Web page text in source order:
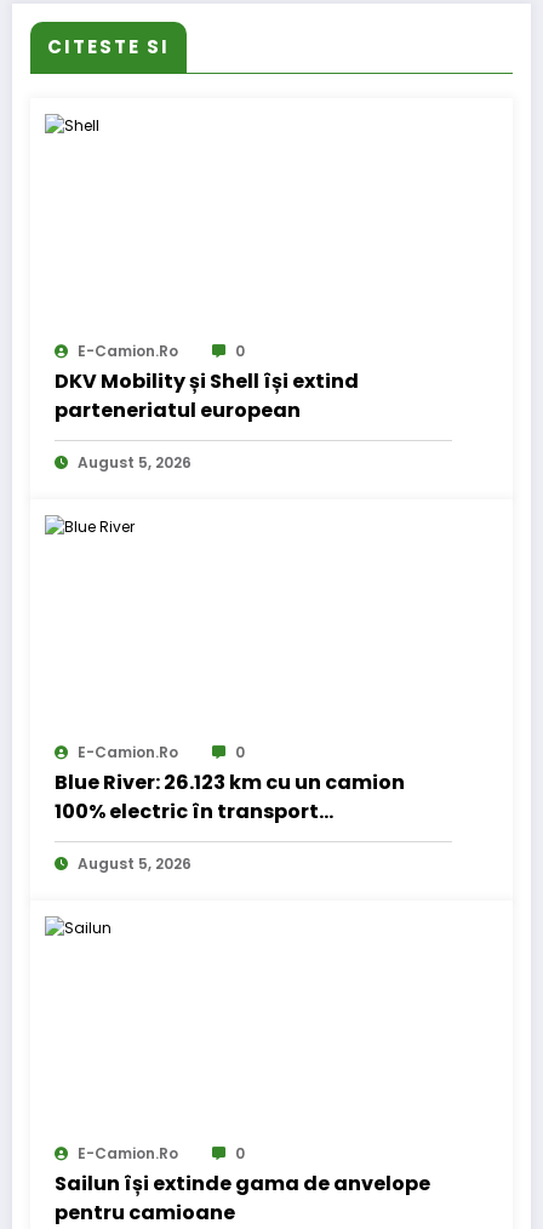
CITESTE SI
E-Camion.ro 0
DKV Mobility și Shell își extind
parteneriatul european
August 5, 2026
E-Camion.ro 0
Blue River: 26.123 km cu un camion
100% electric în transport
internațional
August 5, 2026
E-Camion.ro 0
Sailun își extinde gama de anvelope
pentru camioane